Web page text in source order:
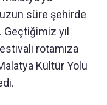
uzun süre şehirde
yıl
rotamıza
Kültür Yolu